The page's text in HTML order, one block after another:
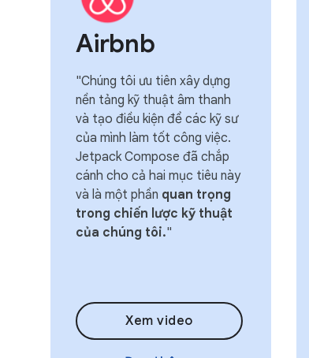
Airbnb
"Chúng tôi ưu tiên xây dựng
nền tảng kỹ thuật âm thanh
và tạo điều kiện để các kỹ sư
của mình làm tốt công việc.
Jetpack Compose đã chắp
cánh cho cả hai mục tiêu này
và là một phần quan trọng
trong chiến lược kỹ thuật
của chúng tôi."
Xem video